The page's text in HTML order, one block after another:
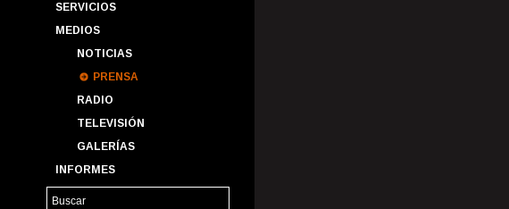
SERVICIOS
MEDIOS
NOTICIAS
PRENSA
RADIO
TELEVISIÓN
GALERÍAS
INFORMES